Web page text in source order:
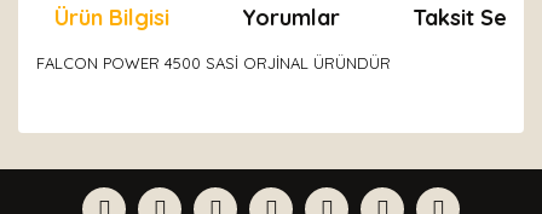
Ürün Bilgisi Yorumlar Taksit
FALCON POWER 4500 SASİ ORJİNAL ÜRÜNDÜR
formunu kullanarak tarafımıza iletebilirsiniz.
Görüş ve önerileriniz için teşekkür ederiz.